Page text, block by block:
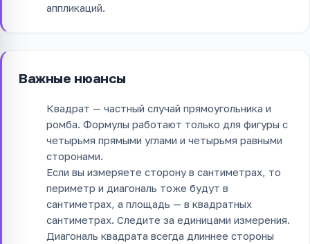
аппликаций.
Важные нюансы
Квадрат — частный случай прямоугольника и
ромба. Формулы работают только для фигуры с
четырьмя прямыми углами и четырьмя равными
сторонами.
Если вы измеряете сторону в сантиметрах, то
периметр и диагональ тоже будут в
сантиметрах, а площадь — в квадратных
сантиметрах. Следите за единицами измерения.
Диагональ квадрата всегда длиннее стороны